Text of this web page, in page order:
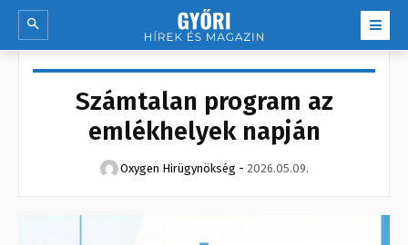
Számtalan program az
emlékhelyek napján
Oxygen Hirügynökség - 2026.05.09.